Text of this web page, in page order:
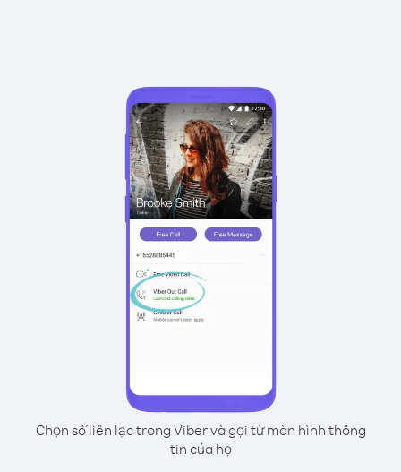
Chọn số liên lạc trong Viber và gọi từ màn hình thông
tin của họ